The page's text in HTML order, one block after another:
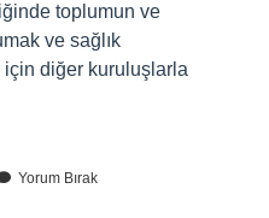
toplumun ve
ve sağlık
diğer kuruluşlarla
Yorum Bırak